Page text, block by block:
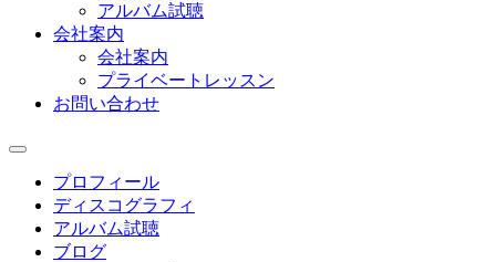
アルバム試聴
会社案内
会社案内
プライベートレッスン
お問い合わせ
プロフィール
ディスコグラフィ
アルバム試聴
ブログ